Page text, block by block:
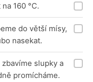
160 °C.
do větší mísy,
nasekat.
slupky a
promícháme.